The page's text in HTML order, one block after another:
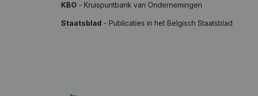
KBO - Kruispuntbank van Ondernemingen
Staatsblad - Publicaties in het Belgisch Staatsblad